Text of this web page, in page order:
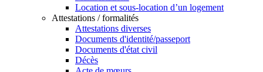
Location et sous-location d’un logement
Attestations / formalités
Attestations diverses
Documents d'identité/passeport
Documents d'état civil
Décès